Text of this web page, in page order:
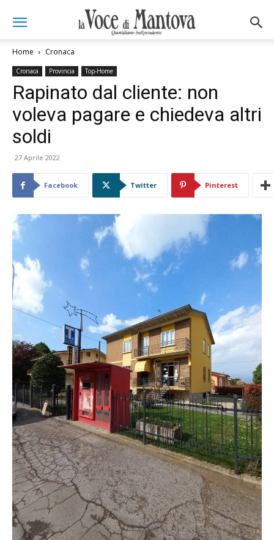
Home Cronaca
Cronaca Provincia Top-Home
Rapinato dal cliente: non
voleva pagare e chiedeva altri
soldi
27 Aprile 2022
Facebook Twitter Pinterest